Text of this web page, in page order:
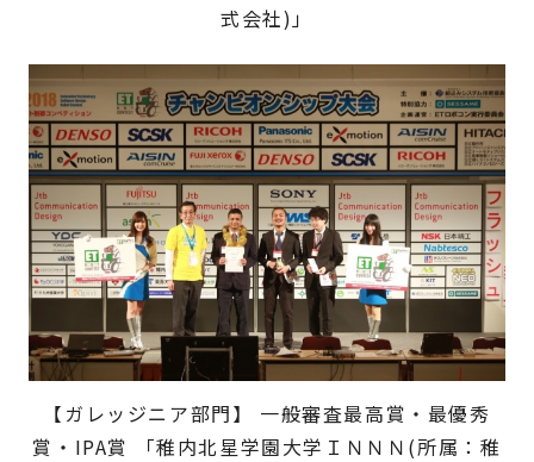
式会社)」
【ガレッジニア部門】 一般審査最高賞・最優秀
賞・IPA賞 「稚内北星学園大学ＩＮＮＮ(所属：稚